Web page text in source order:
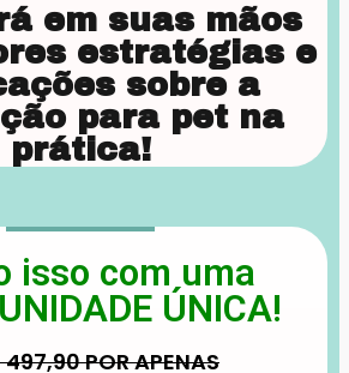
em suas mãos
estratégias e
sobre a
para pet na
prática!
isso com uma
ÚNICA!
497,90 POR APENAS